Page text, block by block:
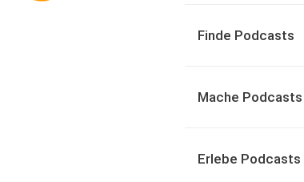
Finde Podcasts
Mache Podcasts
Erlebe Podcasts